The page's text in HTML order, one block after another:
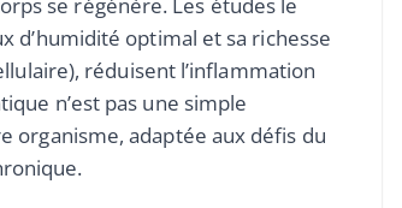
se régénère. Les études le
d’humidité optimal et sa richesse
réduisent l’inflammation
n’est pas une simple
organisme, adaptée aux défis du